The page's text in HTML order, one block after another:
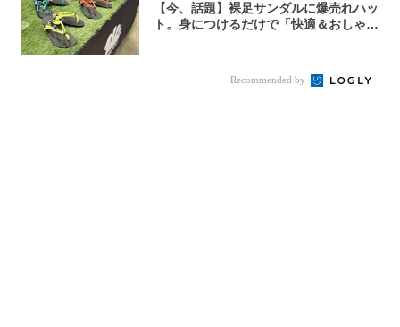
【今、話題】裸足サンダルに爆売れハッ
ト。身につけるだけで「快適＆おしゃ
Recommended by